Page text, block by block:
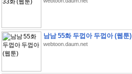
남남 55화 두껍아 두껍아 (웹툰)
webtoon.daum.net